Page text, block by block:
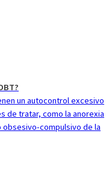
un autocontrol excesivo
de tratar, como la anorexia
compulsivo de la